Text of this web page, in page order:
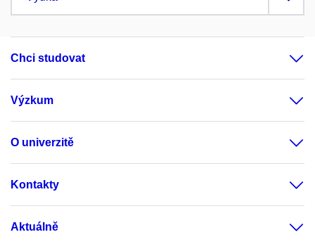
Chci studovat
Výzkum
O univerzitě
Kontakty
Aktuálně